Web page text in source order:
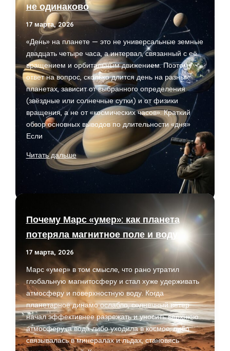
Gps
и
энергосети
не одинаково
17 марта, 2026
«День» на планете — это не универсальные земные
двадцать четыре часа, а интервал, связанный с её
вращением и орбитальным движением. Поэтому
ответ на вопрос, сколько длится день на разных
планетах, зависит от выбранного определения
(звёздные или солнечные сутки) и от физики
вращения, а не от «космических часов». Краткий
обзор основных выводов по длительности «дня»
Если
Сколько
длится
день
и
почему
время
космосе
не
одинаково
Читать дальше
Почему Марс «умер»: как планета
потеряла магнитное поле и воду
17 марта, 2026
Марс «умер» в том смысле, что рано утратил
глобальную магнитосферу и стал хуже удерживать
атмосферу и поверхностную воду. Когда
планетарное динамо ослабло, солнечный ветер
начал эффективнее разрежать и уносить верхнюю
атмосферу, а вода либо уходила в космос, либо
связывалась в минералах и льдах, становясь